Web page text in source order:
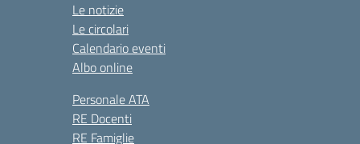
Le notizie
Le circolari
Calendario eventi
Albo online
Personale ATA
RE Docenti
RE Famiglie